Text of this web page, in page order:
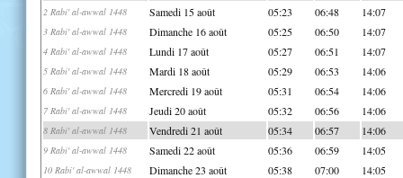
2 Rabi' al-awwal 1448 Samedi 15 août 05:23 06:48 14:07
3 Rabi' al-awwal 1448 Dimanche 16 août 05:25 06:50 14:07
4 Rabi' al-awwal 1448 Lundi 17 août 05:27 06:51 14:07
5 Rabi' al-awwal 1448 Mardi 18 août 05:29 06:53 14:06
6 Rabi' al-awwal 1448 Mercredi 19 août 05:31 06:54 14:06
7 Rabi' al-awwal 1448 Jeudi 20 août 05:32 06:56 14:06
8 Rabi' al-awwal 1448 Vendredi 21 août 05:34 06:57 14:06
9 Rabi' al-awwal 1448 Samedi 22 août 05:36 06:59 14:05
10 Rabi' al-awwal 1448 Dimanche 23 août 05:38 07:00 14:05